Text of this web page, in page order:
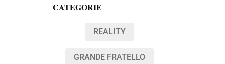
CATEGORIE
REALITY
GRANDE FRATELLO